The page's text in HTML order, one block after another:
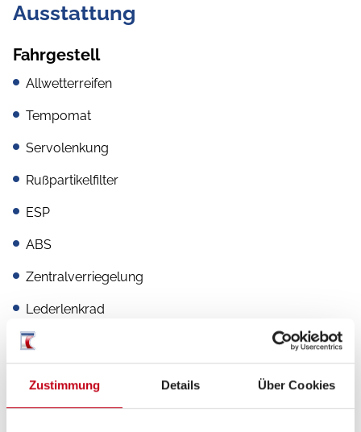
Zustimmung Details Über Cookies
Ausstattung
Fahrgestell
Allwetterreifen
Tempomat
Servolenkung
Rußpartikelfilter
ESP
ABS
Zentralverriegelung
Lederlenkrad
Multifunktionslenkrad